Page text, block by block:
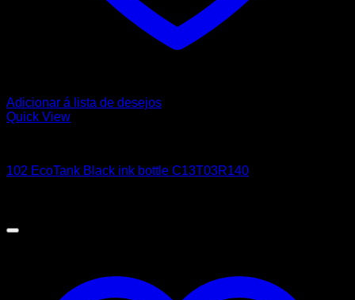
Adicionar á lista de desejos
Quick View
102 EcoTank Black ink bottle C13T03R140